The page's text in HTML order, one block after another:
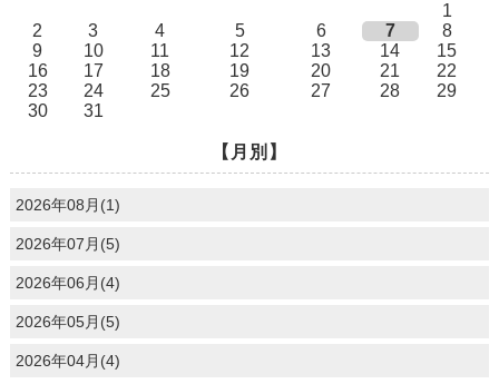
1
2
3 4 5 6 7
8
9
10 11 12 13 14
15
16
17 18 19 20 21
22
23
24 25 26 27 28
29
30
31
【月別】
2026年08月(1)
2026年07月(5)
2026年06月(4)
2026年05月(5)
2026年04月(4)